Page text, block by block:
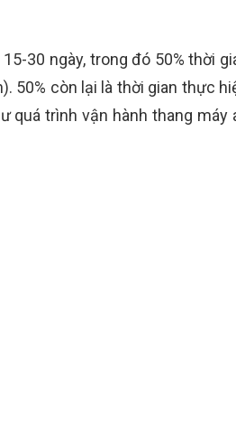
30 ngày, trong đó 50% thời
50% còn lại là thời gian thực
quá trình vận hành thang máy